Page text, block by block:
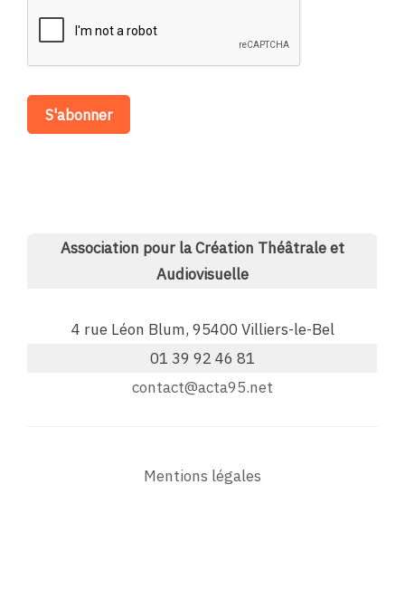
Association pour la Création Théâtrale et
Audiovisuelle
4 rue Léon Blum, 95400 Villiers-le-Bel
01 39 92 46 81
contact@acta95.net
Mentions légales